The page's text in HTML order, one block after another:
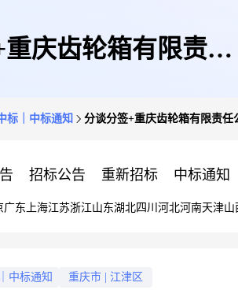
庆齿轮箱有限责任
标｜中标通知 分谈分签+重庆齿轮箱有限责
招标公告 重新招标 中标通知
广东 上海江苏浙江山东湖北四川 河北河南天津山
中标通知 重庆市 江津区